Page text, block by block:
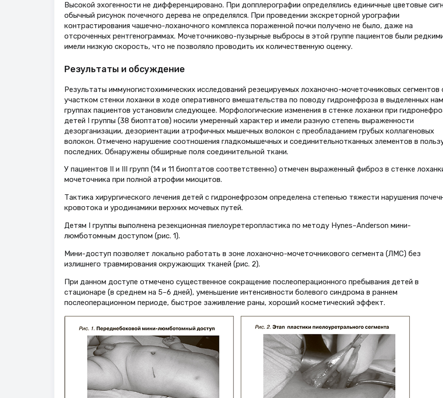
Высокой эхогенности не дифференцировано. При допплерографии определялись единичные цветовые
обычный рисунок почечного дерева не определялся. При проведении экскреторной урографии
контрастирования чашечно-лоханочного комплекса пораженной почки получено не было, даже на
отсроченных рентгенограммах. Мочеточниково-пузырные выбросы в этой группе пациентов были
имели низкую скорость, что не позволяло проводить их количественную оценку.
Результаты и обсуждение
Результаты иммуногистохимических исследований резецируемых лоханочно-мочеточниковых сегментов
участком стенки лоханки в ходе оперативного вмешательства по поводу гидронефроза в выделенных
группах пациентов установили следующее. Морфологические изменения в стенке лоханки при
детей I группы (38 биоптатов) носили умеренный характер и имели разную степень выраженности
дезорганизации, дезориентации атрофичных мышечных волокон с преобладанием грубых коллагеновых
волокон. Отмечено нарушение соотношения гладкомышечных и соединительнотканных элементов в
последних. Обнаружены обширные поля соединительной ткани.
У пациентов II и III групп (14 и 11 биоптатов соответственно) отмечен выраженный фиброз в стенке
мочеточника при полной атрофии миоцитов.
Тактика хирургического лечения детей с гидронефрозом определена степенью тяжести нарушения
кровотока и уродинамики верхних мочевых путей.
Детям I группы выполнена резекционная пиелоуретеропластика по методу Hynes–Anderson мини-
люмботомным доступом (рис. 1).
Мини-доступ позволяет локально работать в зоне лоханочно-мочеточникового сегмента (ЛМС) без
излишнего травмирования окружающих тканей (рис. 2).
При данном доступе отмечено существенное сокращение послеоперационного пребывания детей в
стационаре (в среднем на 5–6 дней), уменьшение интенсивности болевого синдрома в раннем
послеоперационном периоде, быстрое заживление раны, хороший косметический эффект.